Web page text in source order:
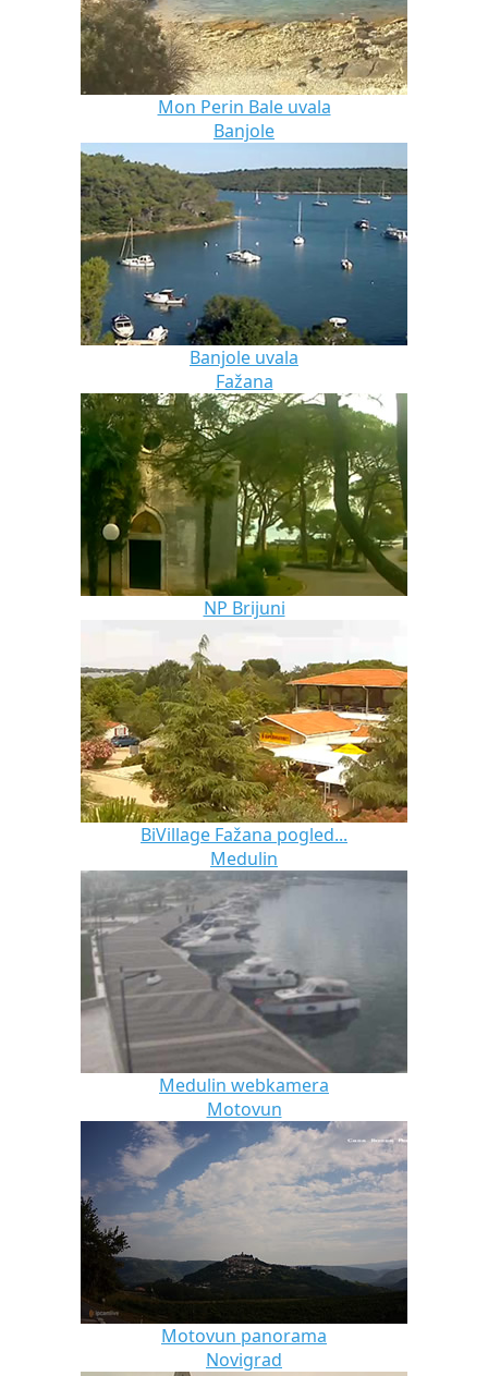
Mon Perin Bale uvala
Banjole
Banjole uvala
Fažana
NP Brijuni
BiVillage Fažana pogled...
Medulin
Medulin webkamera
Motovun
Motovun panorama
Novigrad